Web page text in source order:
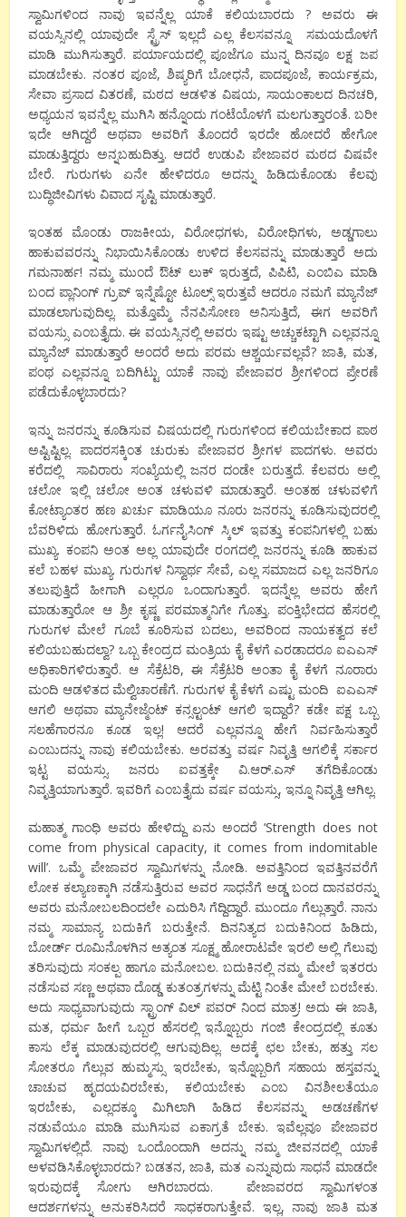
ಸ್ವಾಮಿಗಳಿಂದ ನಾವು ಇವನ್ನೆಲ್ಲ ಯಾಕೆ ಕಲಿಯಬಾರದು ? ಅವರು ಈ
ವಯಸ್ಸಿನಲ್ಲಿ ಯಾವುದೇ ಸ್ಟ್ರೆಸ್ ಇಲ್ಲದೆ ಎಲ್ಲ ಕೆಲಸವನ್ನೂ ಸಮಯದೊಳಗೆ
ಮಾಡಿ ಮುಗಿಸುತ್ತಾರೆ. ಪರ್ಯಾಯದಲ್ಲಿ ಪೂಜೆಗೂ ಮುನ್ನ ದಿನವೂ ಲಕ್ಷ ಜಪ
ಮಾಡಬೇಕು. ನಂತರ ಪೂಜೆ, ಶಿಷ್ಯರಿಗೆ ಬೋಧನೆ, ಪಾದಪೂಜೆ, ಕಾರ್ಯಕ್ರಮ,
ಸೇವಾ ಪ್ರಸಾದ ವಿತರಣೆ, ಮಠದ ಆಡಳಿತ ವಿಷಯ, ಸಾಯಂಕಾಲದ ದಿನಚರಿ,
ಅಧ್ಯಯನ ಇವನ್ನೆಲ್ಲ ಮುಗಿಸಿ ಹನ್ನೊಂದು ಗಂಟೆಯೊಳಗೆ ಮಲಗುತ್ತಾರಂತೆ. ಬರೀ
ಇದೇ ಆಗಿದ್ದರೆ ಅಥವಾ ಅವರಿಗೆ ತೊಂದರೆ ಇರದೇ ಹೋದರೆ ಹೇಗೋ
ಮಾಡುತ್ತಿದ್ದರು ಅನ್ನಬಹುದಿತ್ತು. ಆದರೆ ಉಡುಪಿ ಪೇಜಾವರ ಮಠದ ವಿಷವೇ
ಬೇರೆ. ಗುರುಗಳು ಏನೇ ಹೇಳಿದರೂ ಅದನ್ನು ಹಿಡಿದುಕೊಂಡು ಕೆಲವು
ಬುದ್ಧಿಜೀವಿಗಳು ವಿವಾದ ಸೃಷ್ಟಿ ಮಾಡುತ್ತಾರೆ.
ಇಂತಹ ಮೊಂಡು ರಾಜಕೀಯ,‌ ವಿರೋಧಗಳು, ವಿರೋಧಿಗಳು, ಅಡ್ಡಗಾಲು
ಹಾಕುವವರನ್ನು ನಿಭಾಯಿಸಿಕೊಂಡು ಉಳಿದ ಕೆಲಸವನ್ನು ಮಾಡುತ್ತಾರೆ ಅದು
ಗಮನಾರ್ಹ! ನಮ್ಮ ಮುಂದೆ ಔಟ್ ಲುಕ್ ಇರುತ್ತದೆ, ಪಿಪಿಟಿ, ಎಂಬಿಎ ಮಾಡಿ
ಬಂದ ಪ್ಲಾನಿಂಗ್ ಗ್ರುಪ್ ಇನ್ನೆಷ್ಟೋ ಟೂಲ್ಸ್ ಇರುತ್ತವೆ ಆದರೂ ನಮಗೆ ಮ್ಯಾನೆಜ್
ಮಾಡಲಾಗುವುದಿಲ್ಲ. ಮತ್ತೊಮ್ಮೆ ನೆನಪಿಸೋಣ ಅನಿಸುತ್ತಿದೆ, ಈಗ ಅವರಿಗೆ
ವಯಸ್ಸು ಎಂಬತ್ತೈದು. ಈ ವಯಸ್ಸಿನಲ್ಲಿ ಅವರು ಇಷ್ಟು ಅಚ್ಚುಕಟ್ಟಾಗಿ ಎಲ್ಲವನ್ನೂ
ಮ್ಯಾನೆಜ್ ಮಾಡುತ್ತಾರೆ ಅಂದರೆ ಅದು ಪರಮ ಆಶ್ಚರ್ಯವಲ್ಲವೆ? ಜಾತಿ, ಮತ,
ಪಂಥ ಎಲ್ಲವನ್ನೂ ಬದಿಗಿಟ್ಟು ಯಾಕೆ ನಾವು ಪೇಜಾವರ ಶ್ರೀಗಳಿಂದ ಪ್ರೇರಣೆ
ಪಡೆದುಕೊಳ್ಳಬಾರದು?
ಇನ್ನು ಜನರನ್ನು ಕೂಡಿಸುವ ವಿಷಯದಲ್ಲಿ ಗುರುಗಳಿಂದ ಕಲಿಯಬೇಕಾದ ಪಾಠ
ಅಷ್ಟಿಷ್ಟಿಲ್ಲ. ಪಾದರಸಕ್ಕಿಂತ ಚುರುಕು ಪೇಜಾವರ ಶ್ರೀಗಳ ಪಾದಗಳು. ಅವರು
ಕರೆದಲ್ಲಿ ಸಾವಿರಾರು ಸಂಖ್ಯೆಯಲ್ಲಿ ಜನರ ದಂಡೇ ಬರುತ್ತದೆ. ಕೆಲವರು ಅಲ್ಲಿ
ಚಲೋ ಇಲ್ಲಿ ಚಲೋ ಅಂತ ಚಳುವಳಿ ಮಾಡುತ್ತಾರೆ. ಅಂತಹ ಚಳುವಳಿಗೆ
ಕೋಟ್ಯಾಂತರ ಹಣ ಖರ್ಚು ಮಾಡಿಯೂ ನೂರು ಜನರನ್ನು ಕೂಡಿಸುವುದರಲ್ಲಿ
ಬೆವರಿಳಿದು ಹೋಗುತ್ತಾರೆ. ಓರ್ಗನೈಸಿಂಗ್ ಸ್ಕಿಲ್ ಇವತ್ತು ಕಂಪನಿಗಳಲ್ಲಿ ಬಹು
ಮುಖ್ಯ. ಕಂಪನಿ ಅಂತ ಅಲ್ಲ ಯಾವುದೇ ರಂಗದಲ್ಲಿ ಜನರನ್ನು ಕೂಡಿ ಹಾಕುವ
ಕಲೆ ಬಹಳ ಮುಖ್ಯ. ಗುರುಗಳ ‌ನಿಸ್ವಾರ್ಥ ಸೇವೆ, ಎಲ್ಲ ಸಮಾಜದ ಎಲ್ಲ ಜನರಿಗೂ
ತಲುಪುತ್ತಿದೆ ಹೀಗಾಗಿ ಎಲ್ಲರೂ ಒಂದಾಗುತ್ತಾರೆ. ಇದನ್ನೆಲ್ಲ ಅವರು ಹೇಗೆ
ಮಾಡುತ್ತಾರೋ ಆ ಶ್ರೀ ಕೃಷ್ಣ ಪರಮಾತ್ಮನಿಗೇ ಗೊತ್ತು. ಪಂಕ್ತಿಭೇದದ ಹೆಸರಲ್ಲಿ
ಗುರುಗಳ ಮೇಲೆ ಗೂಬೆ ಕೂರಿಸುವ ಬದಲು, ಅವರಿಂದ ನಾಯಕತ್ವದ ಕಲೆ
ಕಲಿಯಬಹುದಲ್ವಾ? ಒಬ್ಬ ಕೇಂದ್ರದ ಮಂತ್ರಿಯ ಕೈ ಕೆಳಗೆ ಎರಡಾದರೂ ಐಎಎಸ್
ಅಧಿಕಾರಿಗಳಿರುತ್ತಾರೆ. ಆ ಸೆಕ್ರೆಟರಿ, ಈ ಸೆಕ್ರೆಟರಿ ಅಂತಾ ಕೈ ಕೆಳಗೆ ನೂರಾರು
ಮಂದಿ ಆಡಳಿತದ ಮೆಲ್ವಿಚಾರಣೆಗೆ. ಗುರುಗಳ ಕೈ ಕೆಳಗೆ ಎಷ್ಟು ಮಂದಿ ಐಎಎಸ್
ಆಗಲಿ ಅಥವಾ ಮ್ಯಾನೇಜ್ಮೆಂಟ್ ಕನ್ಸಲ್ಟಂಟ್ ಆಗಲಿ ಇದ್ದಾರೆ? ಕಡೇ ಪಕ್ಷ ಒಬ್ಬ
ಸಲಹೆಗಾರನೂ ಕೂಡ ಇಲ್ಲ! ಆದರೆ ಎಲ್ಲವನ್ನೂ ಹೇಗೆ ನಿರ್ವಹಿಸುತ್ತಾರೆ
ಎಂಬುದನ್ನು ನಾವು ಕಲಿಯಬೇಕು. ಅರವತ್ತು ವರ್ಷ ನಿವೃತ್ತಿ ಆಗಲಿಕ್ಕೆ ಸರ್ಕಾರ
ಇಟ್ಟ ವಯಸ್ಸು. ಜನರು ಐವತ್ತಕ್ಕೇ ವಿ.ಆರ್.ಎಸ್ ತಗೆದಿಕೊಂಡು
ನಿವೃತ್ತಿಯಾಗುತ್ತಾರೆ. ಇವರಿಗೆ ಎಂಬತ್ತೈದು ವರ್ಷ ವಯಸ್ಸು, ಇನ್ನೂ ನಿವೃತ್ತಿ ಆಗಿಲ್ಲ.
ಮಹಾತ್ಮ ಗಾಂಧಿ ಅವರು ಹೇಳಿದ್ದು ಏನು ಅಂದರೆ ‘Strength does not
come from physical capacity, it comes from indomitable
will’. ಒಮ್ಮೆ ಪೇಜಾವರ ಸ್ವಾಮಿಗಳನ್ನು ನೋಡಿ. ಅವತ್ತಿನಿಂದ ಇವತ್ತಿನವರೆಗೆ
ಲೋಕ ಕಲ್ಯಾಣಕ್ಕಾಗಿ ನಡೆಸುತ್ತಿರುವ ಅವರ ಸಾಧನೆಗೆ ಅಡ್ಡ ಬಂದ ದಾನವರನ್ನು
ಅವರು ಮನೋಬಲದಿಂದಲೇ ಎದುರಿಸಿ ಗೆದ್ದಿದ್ದಾರೆ. ಮುಂದೂ ಗೆಲ್ಲುತ್ತಾರೆ. ನಾನು
ನಮ್ಮ ಸಾಮಾನ್ಯ ಬದುಕಿಗೆ ಬರುತ್ತೇನೆ. ದಿನನಿತ್ಯದ ಬದುಕಿನಿಂದ ಹಿಡಿದು,
ಬೋರ್ಡ್ ರೂಮಿನೊಳಗಿನ ಅತ್ಯಂತ ಸೂಕ್ಷ್ಮ ಹೋರಾಟವೇ ಇರಲಿ ಅಲ್ಲಿ ಗೆಲುವು
ತರಿಸುವುದು ಸಂಕಲ್ಪ ಹಾಗೂ ಮನೋಬಲ. ಬದುಕಿನಲ್ಲಿ ನಮ್ಮ ಮೇಲೆ ಇತರರು
ನಡೆಸುವ ಸಣ್ಣ ಅಥವಾ ದೊಡ್ಡ ಕುತಂತ್ರಗಳನ್ನು ಮೆಟ್ಟಿ ನಿಂತೇ ಮೇಲೆ ಬರಬೇಕು.
ಅದು ಸಾಧ್ಯವಾಗುವುದು ಸ್ಟ್ರಾಂಗ್ ವಿಲ್ ಪವರ್ ನಿಂದ ಮಾತ್ರ! ಅದು ಈ ಜಾತಿ,
ಮತ, ಧರ್ಮ ಹೀಗೆ ಒಬ್ಬರ ಹೆಸರಲ್ಲಿ ಇನ್ನೊಬ್ಬರು ಗಂಜಿ ಕೇಂದ್ರದಲ್ಲಿ ಕೂತು
ಕಾಸು ಲೆಕ್ಕ ಮಾಡುವುದರಲ್ಲಿ ಆಗುವುದಿಲ್ಲ. ಅದಕ್ಕೆ ಛಲ ಬೇಕು, ಹತ್ತು ಸಲ
ಸೋತರೂ ಗೆಲ್ಲುವ ಹುಮ್ಮಸ್ಸು ಇರಬೇಕು, ಇನ್ನೊಬ್ಬರಿಗೆ ಸಹಾಯ ಹಸ್ತವನ್ನು
ಚಾಚುವ ಹೃದಯವಿರಬೇಕು, ಕಲಿಯಬೇಕು ಎಂಬ ವಿನಶೀಲತೆಯೂ
ಇರಬೇಕು, ಎಲ್ಲದಕ್ಕೂ ಮಿಗಿಲಾಗಿ ಹಿಡಿದ ಕೆಲಸವನ್ನು ಅಡಚಣೆಗಳ
ನಡುವೆಯೂ ಮಾಡಿ ಮುಗಿಸುವ ಏಕಾಗ್ರತೆ ಬೇಕು. ಇವೆಲ್ಲವೂ ಪೇಜಾವರ
ಸ್ವಾಮಿಗಳಲ್ಲಿದೆ. ನಾವು ಒಂದೊಂದಾಗಿ ಅದನ್ನು ನಮ್ಮ ಜೀವನದಲ್ಲಿ ಯಾಕೆ
ಅಳವಡಿಸಿಕೊಳ್ಳಬಾರದು? ಬಡತನ, ಜಾತಿ, ಮತ ಎನ್ನುವುದು ಸಾಧನೆ ಮಾಡದೇ
ಇರುವುದಕ್ಕೆ ಸೋಗು ಆಗಿರಬಾರದು. ಪೇಜಾವರದ ಸ್ವಾಮಿಗಳಂತ
ಆದರ್ಶಗಳನ್ನು ಅನುಕರಿಸಿದರೆ ಸಾಧಕರಾಗುತ್ತೇವೆ. ಇಲ್ಲ, ನಾವು ಜಾತಿ ಮತ